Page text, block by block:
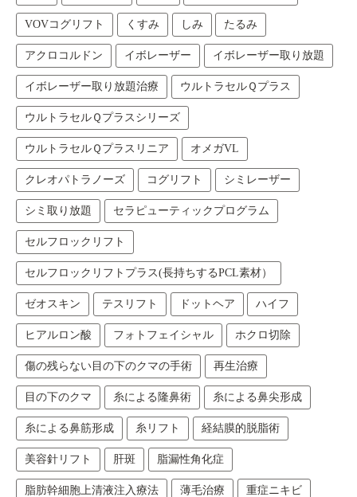
VOVコグリフト くすみ しみ たるみ
アクロコルドン イボレーザー イボレーザー取り放題
イボレーザー取り放題治療 ウルトラセルＱプラス
ウルトラセルＱプラスシリーズ
ウルトラセルＱプラスリニア オメガVL
クレオパトラノーズ コグリフト シミレーザー
シミ取り放題 セラピューティックプログラム
セルフロックリフト
セルフロックリフトプラス(長持ちするPCL素材）
ゼオスキン テスリフト ドットヘア ハイフ
ヒアルロン酸 フォトフェイシャル ホクロ切除
傷の残らない目の下のクマの手術 再生治療
目の下のクマ 糸による隆鼻術 糸による鼻尖形成
糸による鼻筋形成 糸リフト 経結膜的脱脂術
美容針リフト 肝斑 脂漏性角化症
脂肪幹細胞上清液注入療法 薄毛治療 重症ニキビ